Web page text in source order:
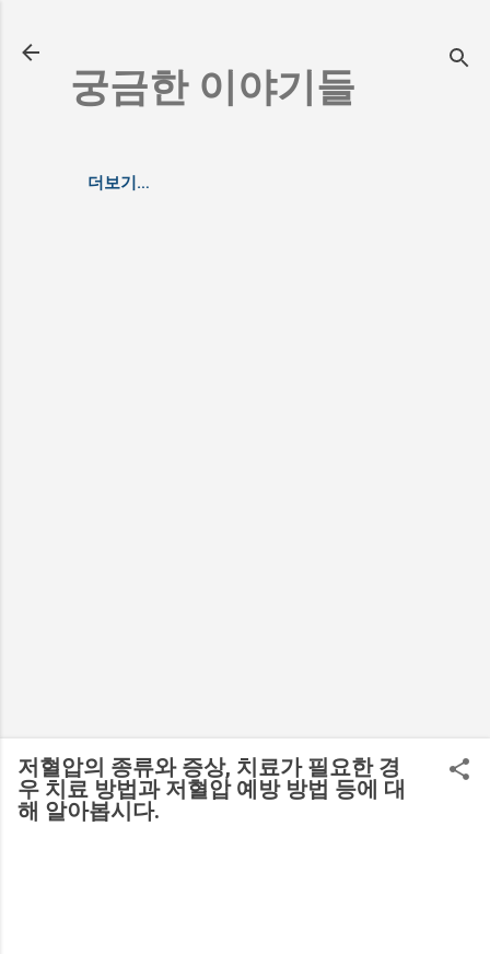
궁금한 이야기들
더보기…
저혈압의 종류와 증상, 치료가 필요한 경
우 치료 방법과 저혈압 예방 방법 등에 대
해 알아봅시다.